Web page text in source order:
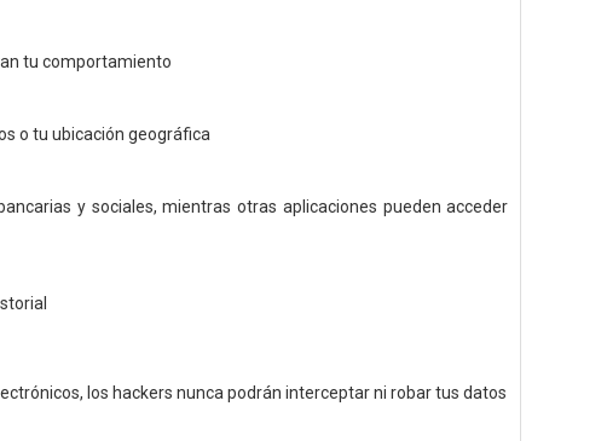
tu comportamiento
o tu ubicación geográfica
y sociales, mientras otras aplicaciones pueden acceder
los hackers nunca podrán interceptar ni robar tus datos